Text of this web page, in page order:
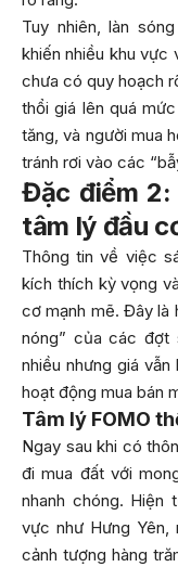
Tuy nhiên, làn
khiến nhiều khu vực
chưa có quy hoạch
thổi giá lên quá
tăng, và người mua
tránh rơi vào các
Đặc điểm 2:
tâm lý đầu
Thông tin về việc
kích thích kỳ vọng
cơ mạnh mẽ. Đây là
nóng” của các đợt
nhiều nhưng giá
hoạt động mua bán
Tâm lý FOMO
Ngay sau khi có
đi mua đất với
nhanh chóng. Hiện
vực như Hưng Yên,
cảnh tượng hàng